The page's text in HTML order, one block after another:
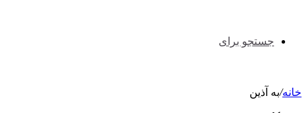
جستجو برای
خانه/به آذین